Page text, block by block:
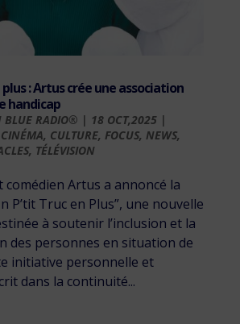
: Artus crée une association
handicap
BLUE RADIO® | 18 OCT,2025|
CINÉMA, CULTURE, FOCUS, NEWS,
, TÉLÉVISION
comédien Artus a annoncé la
P’tit Truc en Plus”, une nouvelle
à soutenir l’inclusion et la
des personnes en situation de
initiative personnelle et
dans la continuité...